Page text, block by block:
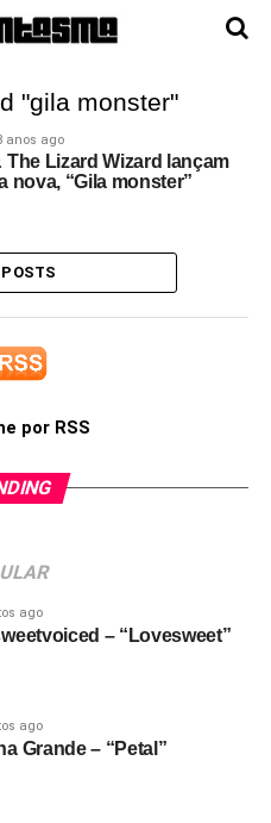
"gila monster"
anos ago
The Lizard Wizard lançam
nova, “Gila monster”
por RSS
ago
– “Lovesweet”
ago
Grande – “Petal”